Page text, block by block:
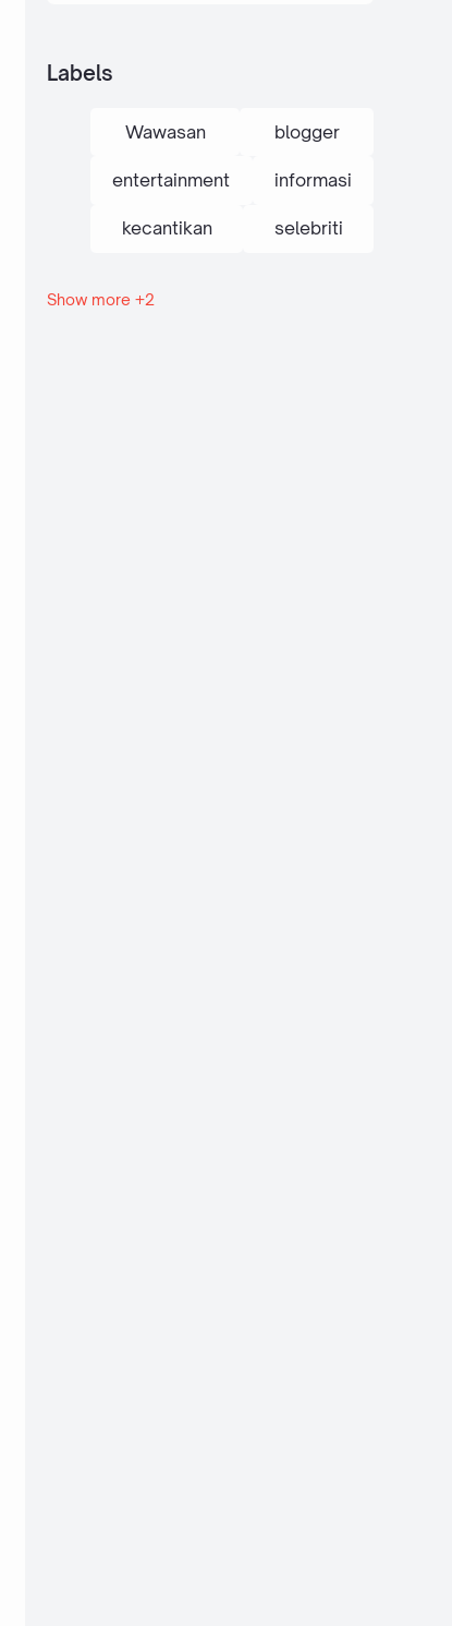
Labels
Wawasan blogger
entertainment informasi
kecantikan selebriti
tanaman
Show more +2